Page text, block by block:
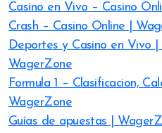
Casino en Vivo – Casino
Crash – Casino Online |
Deportes y Casino en Vivo |
WagerZone
Formula 1 – Clasificacion,
WagerZone
Guías de apuestas |